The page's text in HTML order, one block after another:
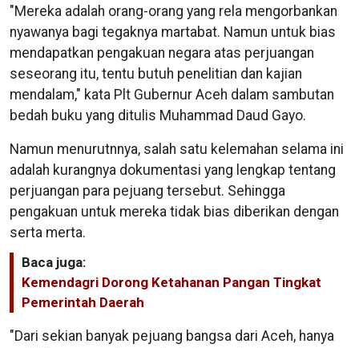
"Mereka adalah orang-orang yang rela mengorbankan
nyawanya bagi tegaknya martabat. Namun untuk bias
mendapatkan pengakuan negara atas perjuangan
seseorang itu, tentu butuh penelitian dan kajian
mendalam," kata Plt Gubernur Aceh dalam sambutan
bedah buku yang ditulis Muhammad Daud Gayo.
Namun menurutnnya, salah satu kelemahan selama ini
adalah kurangnya dokumentasi yang lengkap tentang
perjuangan para pejuang tersebut. Sehingga
pengakuan untuk mereka tidak bias diberikan dengan
serta merta.
Baca juga:
Kemendagri Dorong Ketahanan Pangan Tingkat
Pemerintah Daerah
"Dari sekian banyak pejuang bangsa dari Aceh, hanya